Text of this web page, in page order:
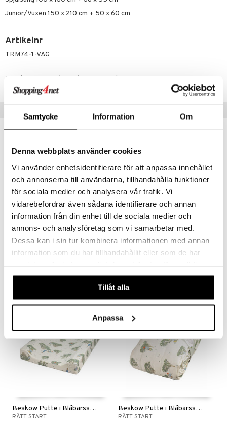
Samtycke Information Om
Denna webbplats använder cookies
Vi använder enhetsidentifierare för att anpassa innehållet
och annonserna till användarna, tillhandahålla funktioner
för sociala medier och analysera vår trafik. Vi
vidarebefordrar även sådana identifierare och annan
information från din enhet till de sociala medier och
annons- och analysföretag som vi samarbetar med.
Dessa kan i sin tur kombinera informationen med annan
information som du har tillhandahållit eller som de har
våra cookies vid fortsatt användande av vår webbplats.
Tillåt alla
Anpassa
Junior/Vuxen 150 x 210 cm + 50 x 60 cm
Artikelnr
TRM74-1-VAG
Lägsta pris senaste 30 dagarna: 199 kr
Finns i flera varianter
Beskow Blomsterfesten Påslakanset Rosa
Finns i flera varianter
Beskow Blomsterfesten Påslakanset Sand
RÄTT START
Beskow Putte i Blåbärsskogen Skötbädd
RÄTT START
Beskow Putte i Blåbärsskogen Spjälskydd
RÄTT START
Mu
Pony
& Findus
Mario
Speed Champions
Spidey
Super Heroes